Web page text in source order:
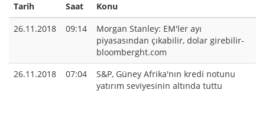
Tarih
Saat
Konu
26.11.2018
09:14
Morgan Stanley: EM'ler ayı
piyasasından çıkabilir, dolar girebilir-
bloomberght.com
26.11.2018
07:04
S&P, Güney Afrika'nın kredi notunu
yatırım seviyesinin altında tuttu